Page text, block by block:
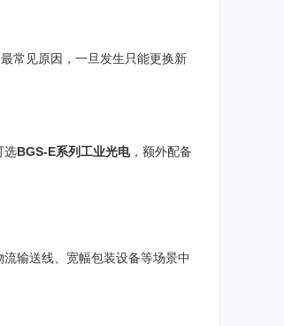
常见原因，一旦发生只能更换新
选BGS-E系列工业光电，额外配备
输送线、宽幅包装设备等场景中